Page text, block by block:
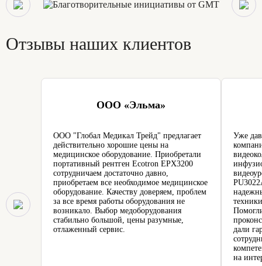
Отзывы наших клиентов
ООО «Эльма»
ООО "Глобал Медикал Трейд" предлагает
действительно хорошие цены на
медицинское оборудование. Приобретали
портативный рентген Ecotron EPX3200
сотрудничаем достаточно давно,
приобретаем все необходимое медицинское
оборудование. Качеству доверяем, проблем
за все время работы оборудования не
возникало. Выбор медоборудования
стабильно большой, цены разумные,
отлаженный сервис.
Уже
дали
на